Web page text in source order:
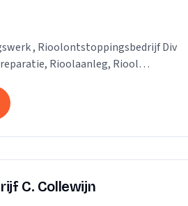
, Rioolontstoppingsbedrijf Div
Rioolaanleg, Riool
C. Collewijn